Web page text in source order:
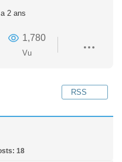
a 2 ans
1,780
Vu
RSS
18